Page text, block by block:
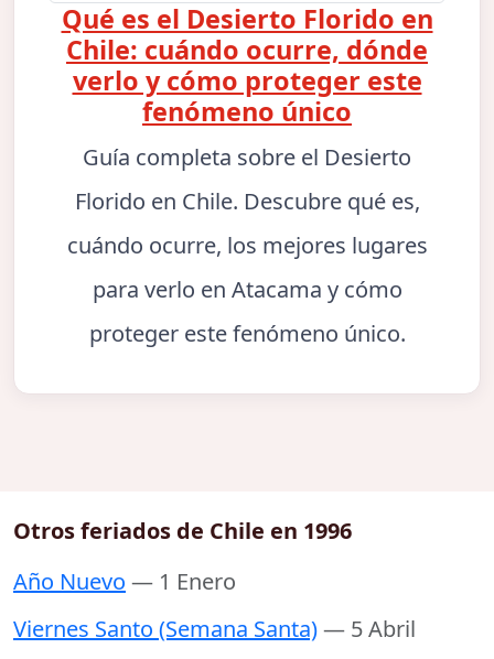
Qué es el Desierto Florido en
Chile: cuándo ocurre, dónde
verlo y cómo proteger este
fenómeno único
Guía completa sobre el Desierto
Florido en Chile. Descubre qué es,
cuándo ocurre, los mejores lugares
para verlo en Atacama y cómo
proteger este fenómeno único.
Otros feriados de Chile en 1996
Año Nuevo — 1 Enero
Viernes Santo (Semana Santa)— 5 Abril